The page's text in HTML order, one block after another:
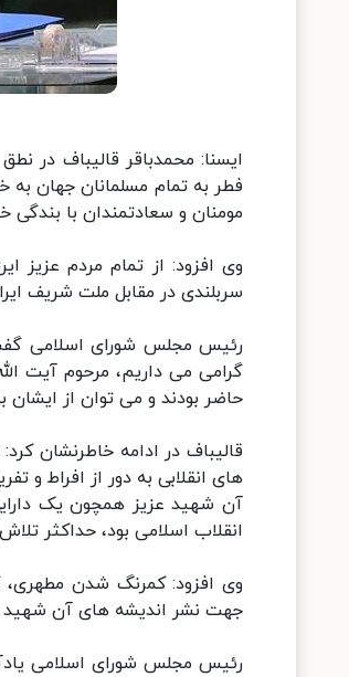
ایسنا: محمدباقر قالیباف در
فطر به تمام مسلمانان جهان
مومنان و سعادتمندان با بندگی
وی افزود: از تمام مردم عزیز
سربلندی در مقابل ملت شریف
رئیس مجلس شورای اسلامی
گرامی می داریم، مرحوم آیت
حاضر بودند و می توان از ایشان
قالیباف در ادامه خاطرنشان
های انقلابی به دور از افراط
آن شهید عزیز همچون یک
انقلاب اسلامی بود، حداکثر
وی افزود: کمرنگ شدن مطهری،
جهت نشر اندیشه های آن شهید
رئیس مجلس شورای اسلامی